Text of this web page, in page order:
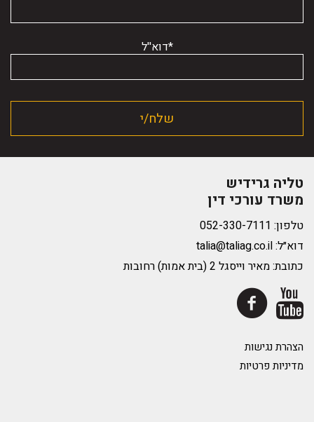
*דוא''ל
טליה גרידיש
משרד עורכי דין
טלפון:
דוא״ל:talia@taliag.co.il
כתובת: מאיר וייסגל 2 (בית אמות) רחובות
הצהרת נגישות
מדיניות פרטיות